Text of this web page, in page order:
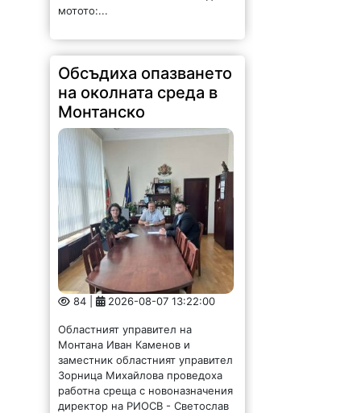
мотото:...
Обсъдиха опазването
на околната среда в
Монтанско
84 | 2026-08-07 13:22:00
Областният управител на
Монтана Иван Каменов и
заместник областният управител
Зорница Михайлова проведоха
работна среща с новоназначения
директор на РИОСВ - Светослав